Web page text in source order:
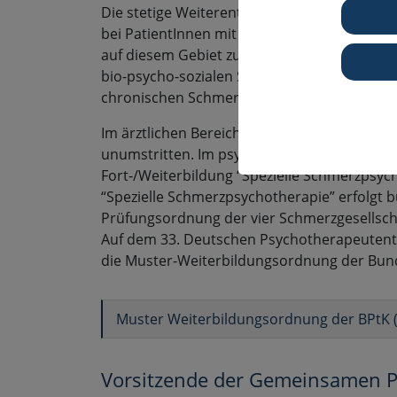
Die stetige Weiterentwicklung der
bei PatientInnen mit hoch chronifizierten
auf diesem Gebiet zurückzuführen. Eine
bio-psycho-sozialen Schmerzmodells setzt
chronischen Schmerz und spezifische
Im ärztlichen Bereich ist dies durch die
unumstritten. Im psychotherapeutischen
Fort-/Weiterbildung “Spezielle
“Spezielle Schmerzpsychotherapie”
Prüfungsordnung der vier
Auf dem 33. Deutschen
die Muster-Weiterbildungsordnung der
Muster Weiterbildungsordnung der BPtK
Vorsitzende der Gemeinsamen